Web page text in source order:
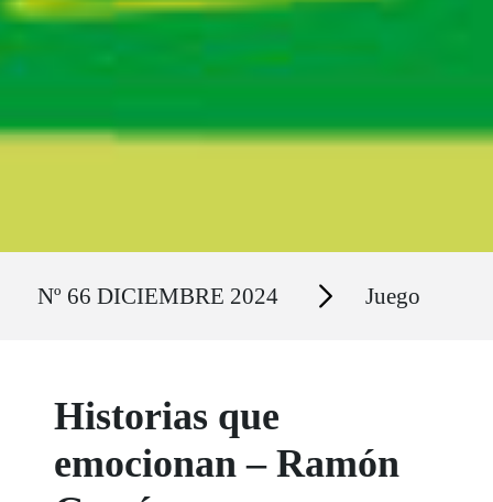
Nº 66 DICIEMBRE 2024 Secciones Juego
Historias que
emocionan – Ramón